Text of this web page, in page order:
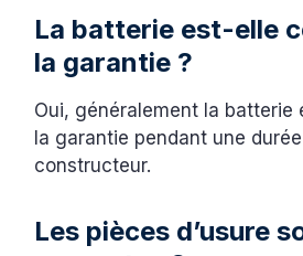
La batterie est-elle
la garantie ?
Oui, généralement la batterie
la garantie pendant une
constructeur.
Les pièces d’usure